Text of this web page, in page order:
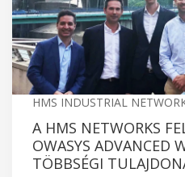
HMS INDUSTRIAL
A HMS NETWORKS
OWASYS ADVANCED
TÖBBSÉGI